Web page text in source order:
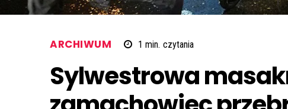
ARCHIWUM 1 min. czytania
Sylwestrowa